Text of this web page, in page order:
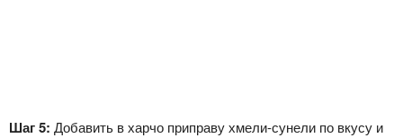
Шаг 5: Добавить в харчо приправу хмели-сунели по вкусу и